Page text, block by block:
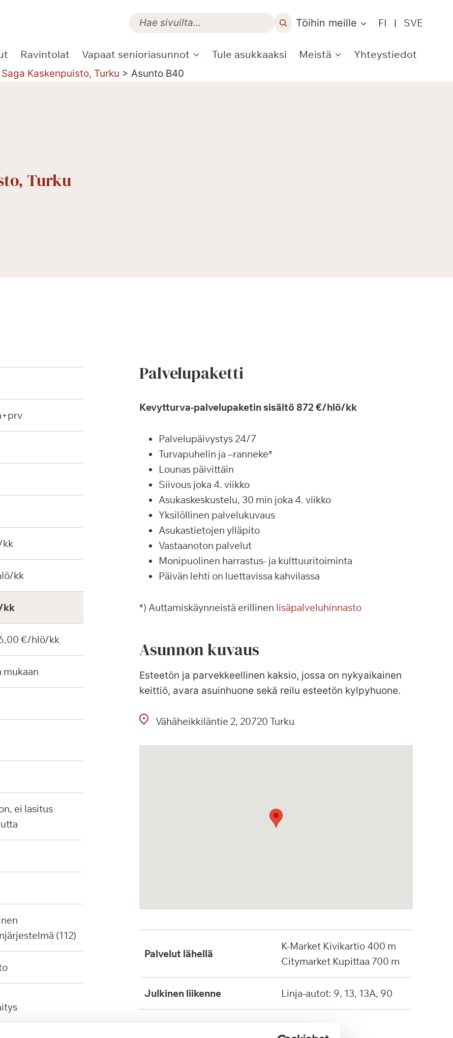
Töihin meille FI | SVE
Ravintolat Vapaat senioriasunnot Tule asukkaaksi Meistä Yhteystiedot
Kaskenpuisto, Turku > Asunto B40
Turku
kk
kk
kk
€/hlö/kk
mukaan
(112)
Palvelupaketti
Kevytturva-palvelupaketin sisältö 872 €/hlö/kk
Palvelupäivystys 24/7
Turvapuhelin ja –ranneke*
Lounas päivittäin
Siivous joka 4. viikko
Asukaskeskustelu, 30 min joka 4. viikko
Yksilöllinen palvelukuvaus
Asukastietojen ylläpito
Vastaanoton palvelut
Monipuolinen harrastus- ja kulttuuritoiminta
Päivän lehti on luettavissa kahvilassa
*) Auttamiskäynneistä erillinen lisäpalveluhinnasto
Asunnon kuvaus
Esteetön ja parvekkeellinen kaksio, jossa on nykyaikainen
keittiö, avara asuinhuone sekä reilu esteetön kylpyhuone.
Vähäheikkiläntie 2 20720 Turku
Palvelut lähellä
K-Market Kivikartio 400 m
Citymarket Kupittaa 700 m
Julkinen liikenne Linja-autot: 9, 13, 13A, 90